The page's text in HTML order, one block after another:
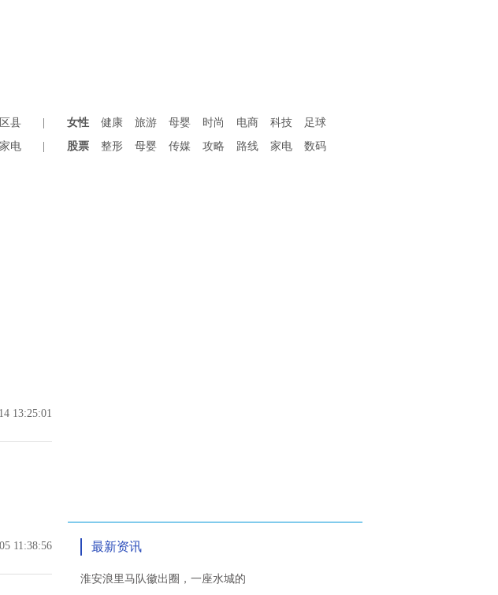
区县 女性 健康 旅游 母婴 时尚 电商 科技
足球
家电 股票 整形 母婴 传媒 攻略 路线 家电 数码
13:25:01
11:38:56
最新资讯
淮安浪里马队徽出圈，一座水城的